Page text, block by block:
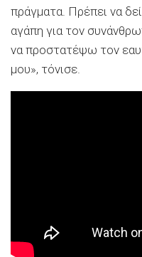
πράγματα. Πρέπει να
αγάπη για τον
να προστατέψω τον
μου», τόνισε.